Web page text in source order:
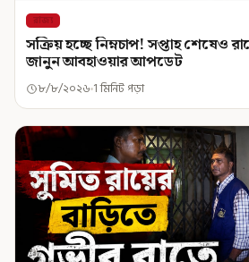
রাজ্য
সক্রিয় হচ্ছে নিম্নচাপ! সপ্তাহ শেষেও
জানুন আবহাওয়ার আপডেট
৮/৮/২০২৬ 1 মিনিট পড়া